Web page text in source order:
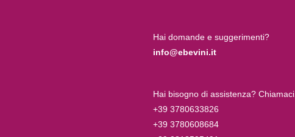
Hai domande e suggerimenti?
info@ebevini.it
Hai bisogno di assistenza? Chiamaci.
+39 3780633826
+39 3780608684